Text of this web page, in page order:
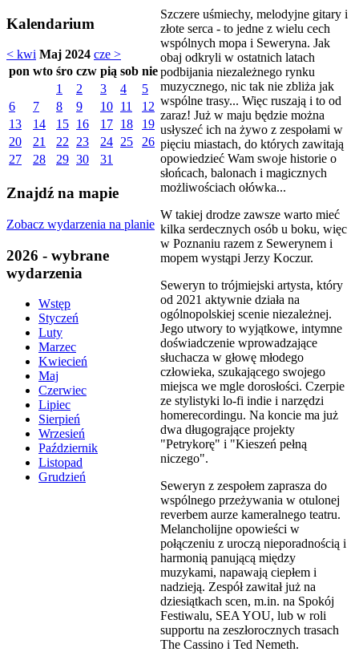
Kalendarium
< kwi Maj 2024 cze >
pon wto śro czw pią sob nie
1
2 3 4
5
6
7 8 9 10 11
12
13
14 15 16 17 18
19
20
21 22 23 24 25
26
27
28 29 30 31
Znajdź na mapie
Zobacz wydarzenia na planie
2026 - wybrane
wydarzenia
Wstęp
Styczeń
Luty
Marzec
Kwiecień
Maj
Czerwiec
Lipiec
Sierpień
Wrzesień
Październik
Listopad
Grudzień
Szczere uśmiechy, melodyjne gitary i
złote serca - to jedne z wielu cech
wspólnych mopa i Seweryna. Jak
obaj odkryli w ostatnich latach
podbijania niezależnego rynku
muzycznego, nic tak nie zbliża jak
wspólne trasy... Więc ruszają i to od
zaraz! Już w maju będzie można
usłyszeć ich na żywo z zespołami w
pięciu miastach, do których zawitają
opowiedzieć Wam swoje historie o
słońcach, balonach i magicznych
możliwościach ołówka...
W takiej drodze zawsze warto mieć
kilka serdecznych osób u boku, więc
w Poznaniu razem z Sewerynem i
mopem wystąpi Jerzy Koczur.
Seweryn to trójmiejski artysta, który
od 2021 aktywnie działa na
ogólnopolskiej scenie niezależnej.
Jego utwory to wyjątkowe, intymne
doświadczenie wprowadzające
słuchacza w głowę młodego
człowieka, szukającego swojego
miejsca we mgle dorosłości. Czerpie
ze stylistyki lo-fi indie i narzędzi
homerecordingu. Na koncie ma już
dwa długogrające projekty
"Petrykorę" i "Kieszeń pełną
niczego".
Seweryn z zespołem zaprasza do
wspólnego przeżywania w otulonej
reverbem aurze kameralnego teatru.
Melancholijne opowieści w
połączeniu z uroczą nieporadnością i
harmonią panującą między
muzykami, napawają ciepłem i
nadzieją. Zespół zawitał już na
dziesiątkach scen, m.in. na Spokój
Festiwalu, SEA YOU, lub w roli
supportu na zeszłorocznych trasach
The Cassino i Ted Nemeth.